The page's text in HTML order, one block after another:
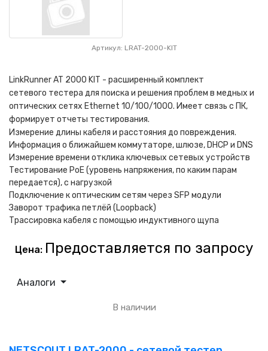
Артикул: LRAT-2000-KIT
LinkRunner AT 2000 KIT - расширенный комплект
сетевого тестера для поиска и решения проблем в медных и
оптических сетях Ethernet 10/100/1000. Имеет связь с ПК,
формирует отчеты тестирования.
Измерение длины кабеля и расстояния до повреждения.
Информация о ближайшем коммутаторе, шлюзе, DHCP и DNS
Измерение времени отклика ключевых сетевых устройств
Тестирование PoE (уровень напряжения, по каким парам
передается), с нагрузкой
Подключение к оптическим сетям через SFP модули
Заворот трафика петлёй (Loopback)
Трассировка кабеля с помощью индуктивного щупа
Цена: Предоставляется по запросу
Аналоги
В наличии